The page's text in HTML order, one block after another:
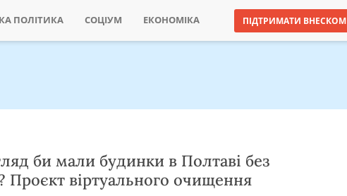
ПОЛІТИКА СОЦІУМ ЕКОНОМІКА ПІДТРИМАТИ ВНЕСКОМ
би мали будинки в Полтаві без
Проєкт віртуального очищення